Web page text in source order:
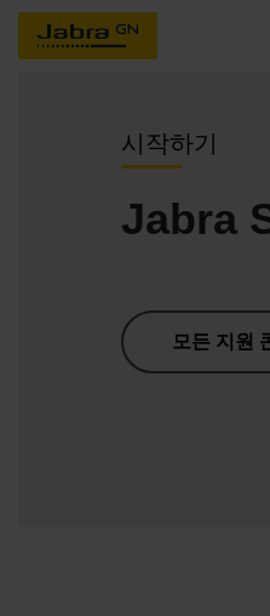
시작하기
Jabra
모든 지원